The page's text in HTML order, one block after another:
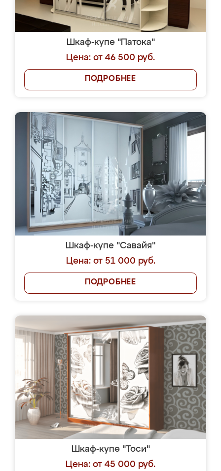
Шкаф-купе "Патока"
Цена: от 46 500 руб.
ПОДРОБНЕЕ
Шкаф-купе "Савайя"
Цена: от 51 000 руб.
ПОДРОБНЕЕ
Шкаф-купе "Тоси"
Цена: от 45 000 руб.